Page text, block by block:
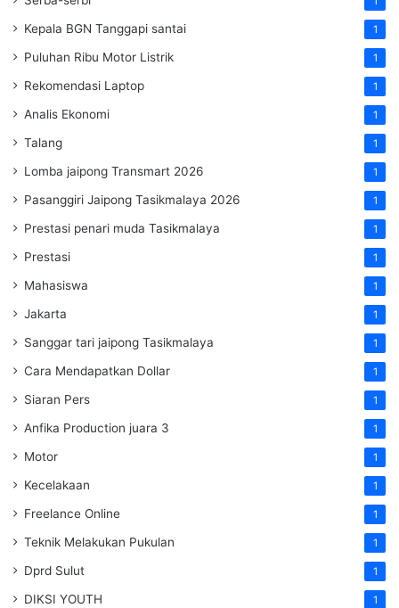
Kepala BGN Tanggapi santai 1
Puluhan Ribu Motor Listrik 1
Rekomendasi Laptop 1
Analis Ekonomi 1
Talang 1
Lomba jaipong Transmart 2026 1
Pasanggiri Jaipong Tasikmalaya 2026 1
Prestasi penari muda Tasikmalaya 1
Prestasi 1
Mahasiswa 1
Jakarta 1
Sanggar tari jaipong Tasikmalaya 1
Cara Mendapatkan Dollar 1
Siaran Pers 1
Anfika Production juara 3 1
Motor 1
Kecelakaan 1
Freelance Online 1
Teknik Melakukan Pukulan 1
Dprd Sulut 1
DIKSI YOUTH 1